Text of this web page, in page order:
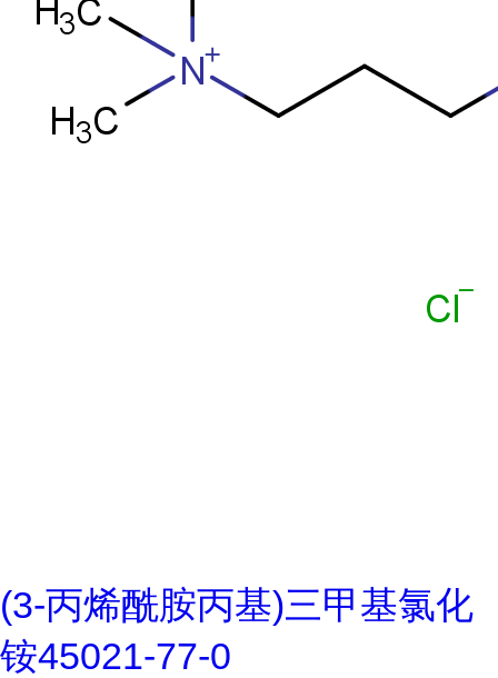
(3-丙烯酰胺丙基)三甲基氯化
铵45021-77-0